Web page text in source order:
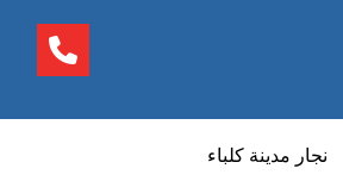
نجار مدينة كلباء